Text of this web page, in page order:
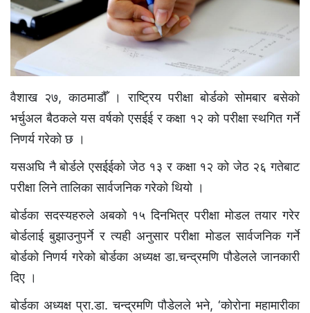
वैशाख २७, काठमाडौँ । राष्ट्रिय परीक्षा बोर्डको सोमबार बसेको
भर्चुअल बैठकले यस वर्षको एसईई र कक्षा १२ को परीक्षा स्थगित गर्ने
निणर्य गरेको छ ।
यसअघि नै बोर्डले एसईईको जेठ १३ र कक्षा १२ को जेठ २६ गतेबाट
परीक्षा लिने तालिका सार्वजनिक गरेको थियो ।
बोर्डका सदस्यहरुले अबको १५ दिनभित्र परीक्षा मोडल तयार गरेर
बोर्डलाई बुझाउनुपर्ने र त्यही अनुसार परीक्षा मोडल सार्वजनिक गर्ने
बोर्डको निणर्य गरेको बोर्डका अध्यक्ष डा.चन्द्रमणि पौडेलले जानकारी
दिए ।
बोर्डका अध्यक्ष प्रा.डा. चन्द्रमणि पौडेलले भने, ‘कोरोना महामारीका